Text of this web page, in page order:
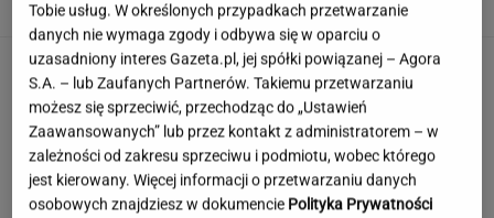
Ten quiz wiedzy ogólnej odsieje inteligentnych
i oczytanych od reszty
To nie droga na skróty. Matka pokazuje, jak
naprawdę wygląda edukacja domowa
Tobie usług. W określonych przypadkach przetwarzanie
danych nie wymaga zgody i odbywa się w oparciu o
uzasadniony interes Gazeta.pl, jej spółki powiązanej – Agora
S.A. – lub Zaufanych Partnerów. Takiemu przetwarzaniu
możesz się sprzeciwić, przechodząc do „Ustawień
Zaawansowanych” lub przez kontakt z administratorem – w
zależności od zakresu sprzeciwu i podmiotu, wobec którego
jest kierowany. Więcej informacji o przetwarzaniu danych
osobowych znajdziesz w dokumencie Polityka Prywatności